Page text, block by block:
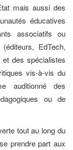
mais aussi des
éducatives
associatifs ou
EdTech,
des spécialistes
vis-à-vis du
auditionné des
ou de
tout au long du
prendre part aux